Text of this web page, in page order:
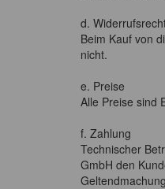
d.
Beim Kauf von
nicht.
e. Preise
Alle Preise sind
f. Zahlung
Technischer
GmbH den